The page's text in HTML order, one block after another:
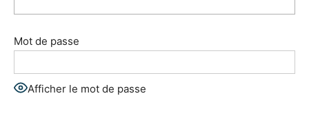
Mot de passe
Afficher le mot de passe